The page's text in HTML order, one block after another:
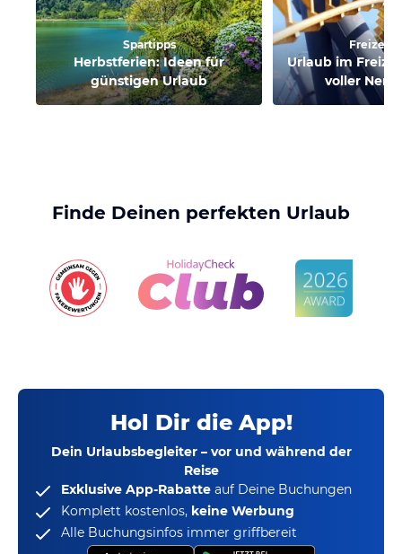
Spartipps
Herbstferien: Ideen für
günstigen Urlaub
Urlaub im
voller
Finde Deinen perfekten Urlaub
Hol Dir die App!
Dein Urlaubsbegleiter – vor und während der
Reise
Exklusive App-Rabatte auf Deine Buchungen
Komplett kostenlos, keine Werbung
Alle Buchungsinfos immer griffbereit